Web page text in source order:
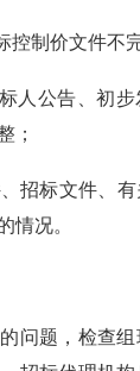
制价文件不完
公告、初步
；
标文件、有
情况。
题，检查组